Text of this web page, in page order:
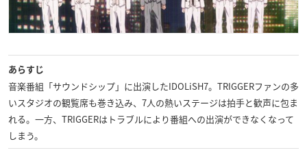
あらすじ
音楽番組「サウンドシップ」に出演したIDOLiSH7。TRIGGERファンの多
いスタジオの観覧席も巻き込み、7人の熱いステージは拍手と歓声に包ま
れる。一方、TRIGGERはトラブルにより番組への出演ができなくなって
しまう。